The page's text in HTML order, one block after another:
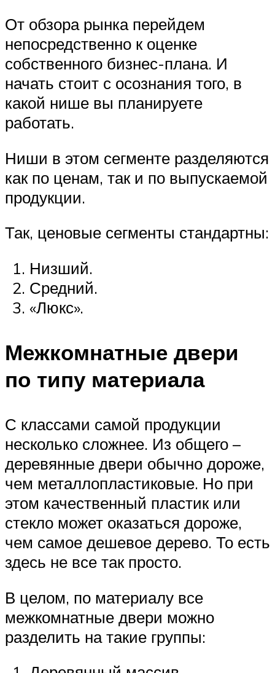
От обзора рынка перейдем
непосредственно к оценке
собственного бизнес-плана. И
начать стоит с осознания того, в
какой нише вы планируете
работать.
Ниши в этом сегменте разделяются
как по ценам, так и по выпускаемой
продукции.
Так, ценовые сегменты стандартны:
Низший.
Средний.
«Люкс».
Межкомнатные двери
по типу материала
С классами самой продукции
несколько сложнее. Из общего –
деревянные двери обычно дороже,
чем металлопластиковые. Но при
этом качественный пластик или
стекло может оказаться дороже,
чем самое дешевое дерево. То есть
здесь не все так просто.
В целом, по материалу все
межкомнатные двери можно
разделить на такие группы: